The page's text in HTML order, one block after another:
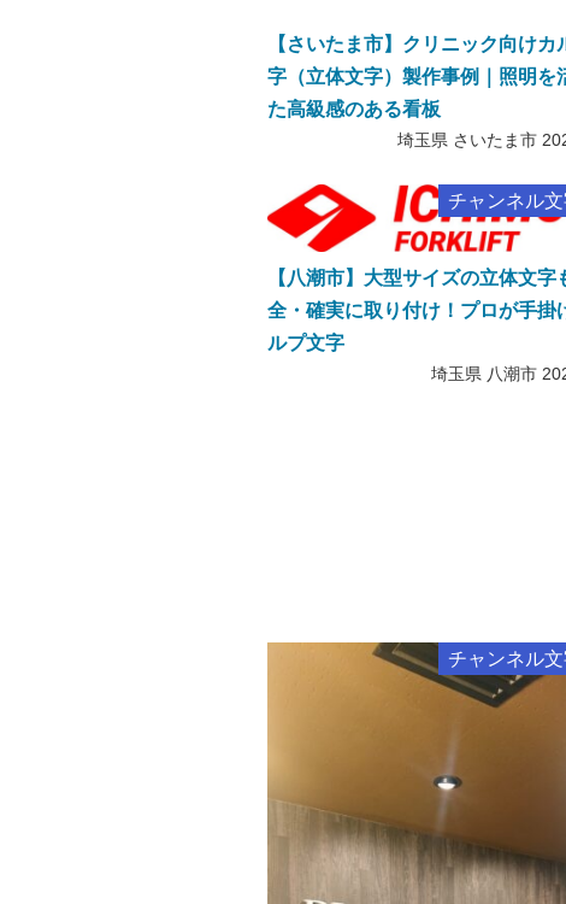
【さいたま市】クリニック向けカ
字（立体文字）製作事例｜照明を
た高級感のある看板
埼玉県 さいたま市
チャンネル
【八潮市】大型サイズの立体文字
全・確実に取り付け！プロが手掛
ルプ文字
埼玉県 八潮市
チャンネル